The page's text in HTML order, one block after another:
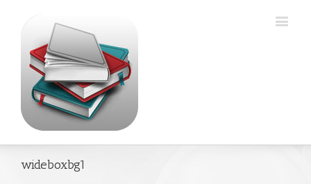
wideboxbg1